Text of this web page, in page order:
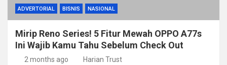
ADVERTORIAL BISNIS NASIONAL
Mirip Reno Series! 5 Fitur Mewah OPPO A77s
Ini Wajib Kamu Tahu Sebelum Check Out
2 months ago Harian Trust